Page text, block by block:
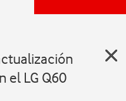
el LG Q60